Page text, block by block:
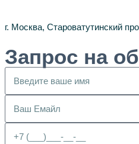
г. Москва, Староватутинский
Запрос на